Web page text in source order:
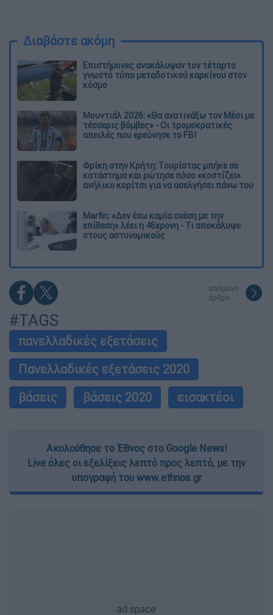
Διαβάστε ακόμη
Επιστήμονες ανακάλυψαν τον τέταρτο
γνωστό τύπο μεταδοτικού καρκίνου στον
κόσμο
Μουντιάλ 2026: «Θα ανατινάξω τον Μέσι με
τέσσερις βόμβες» - Οι τρομοκρατικές
απειλές που ερεύνησε το FBI
Φρίκη στην Κρήτη: Τουρίστας μπήκε σε
κατάστημα και ρώτησε πόσο «κοστίζει»
ανήλικο κορίτσι για να ασελγήσει πάνω του
Marfin: «Δεν έχω καμία σχέση με την
επίθεση» λέει η 46χρονη - Τι αποκάλυψε
στους αστυνομικούς
επόμενο
άρθρο
#TAGS
πανελλαδικές εξετάσεις
Πανελλαδικές εξετάσεις 2020
βάσεις
βάσεις 2020 εισακτέοι
Ακολούθησε το Έθνος στο Google News!
Live όλες οι εξελίξεις λεπτό προς λεπτό, με την
υπογραφή του www.ethnos.gr